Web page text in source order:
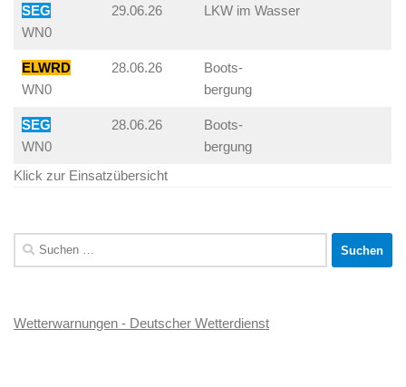
SEG
WN0
29.06.26 LKW im Wasser
ELWRD
WN0
28.06.26
Boots-
bergung
SEG
WN0
28.06.26
Boots-
bergung
Klick zur Einsatzübersicht
Suchen
nach:
Wetterwarnungen - Deutscher Wetterdienst